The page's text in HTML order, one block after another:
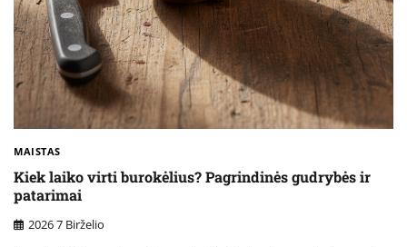
MAISTAS
Kiek laiko virti burokėlius? Pagrindinės gudrybės ir
patarimai
2026 7 Birželio